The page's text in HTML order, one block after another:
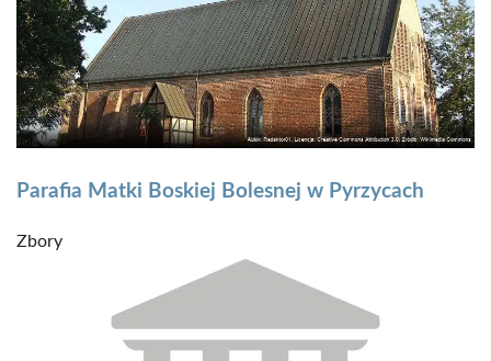
Parafia Matki Boskiej Bolesnej w Pyrzycach
Zbory